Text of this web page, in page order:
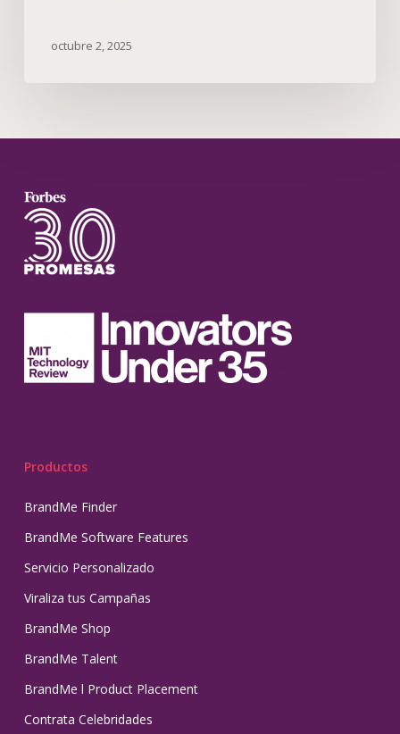
octubre 2, 2025
Productos
BrandMe Finder
BrandMe Software Features
Servicio Personalizado
Viraliza tus Campañas
BrandMe Shop
BrandMe Talent
BrandMe l Product Placement
Contrata Celebridades